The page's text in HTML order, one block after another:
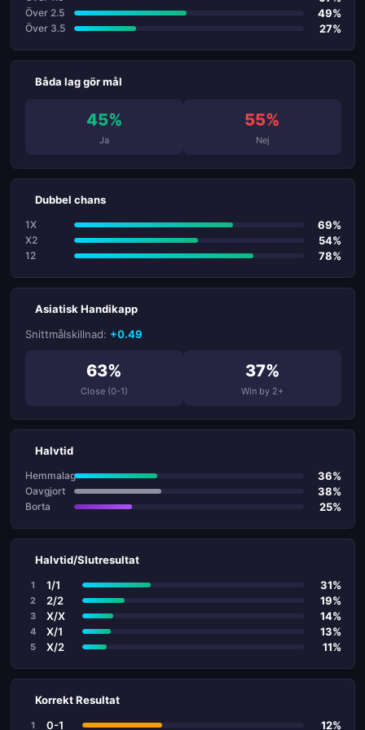
Över 2.5 49%
Över 3.5 27%
Båda lag gör mål
45%
Ja
55%
Nej
Dubbel chans
1X 69%
X2 54%
12 78%
Asiatisk Handikapp
Snittmålskillnad: +0.49
63%
Close (0-1)
37%
Win by 2+
Halvtid
Hemmalag 36%
Oavgjort 38%
Borta 25%
Halvtid/Slutresultat
1 1/1 31%
2 2/2 19%
3 X/X 14%
4 X/1 13%
5 X/2 11%
Korrekt Resultat
1 0-1 12%